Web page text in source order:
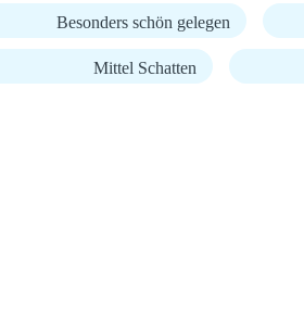
Besonders schön gelegen
Mittel Schatten